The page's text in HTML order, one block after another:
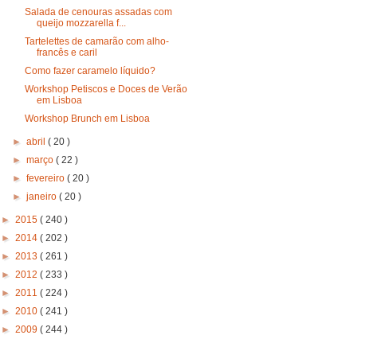
Salada de cenouras assadas com
queijo mozzarella f...
Tartelettes de camarão com alho-
francês e caril
Como fazer caramelo líquido?
Workshop Petiscos e Doces de Verão
em Lisboa
Workshop Brunch em Lisboa
►abril( 20 )
►março( 22 )
►fevereiro( 20 )
►janeiro( 20 )
► 2015 ( 240 )
► 2014 ( 202 )
► 2013 ( 261 )
► 2012 ( 233 )
► 2011 ( 224 )
► 2010 ( 241 )
► 2009 ( 244 )